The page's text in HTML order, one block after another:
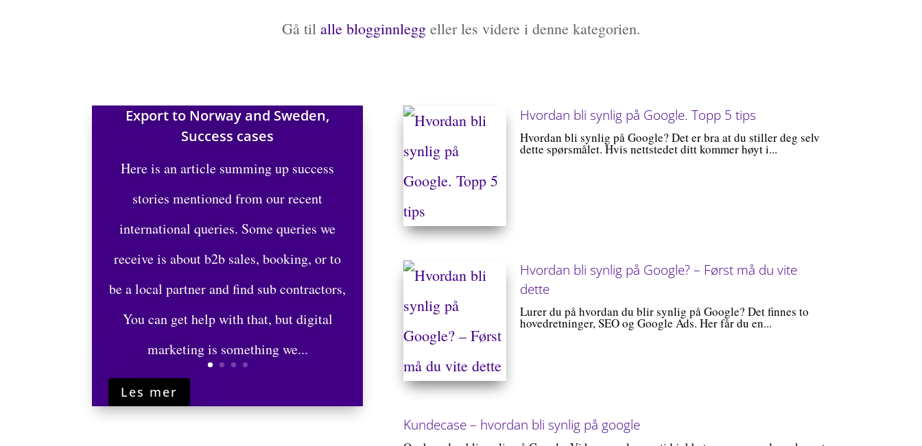
Gå til alle blogginnleggeller les videre i denne kategorien.
Export to Norway and Sweden,
Success cases
Here is an article summing up success
stories mentioned from our recent
international queries. Some queries we
receive is about b2b sales, booking, or to
be a local partner and find sub contractors,
You can get help with that, but digital
marketing is something we...
Les mer
Hvordan bli synlig på Google. Topp 5 tips
Hvordan bli synlig på Google? Det er bra at du stiller deg selv
dette spørsmålet. Hvis nettstedet ditt kommer høyt i...
Hvordan bli synlig på Google? – Først må du vite
dette
Lurer du på hvordan du blir synlig på Google? Det finnes to
hovedretninger, SEO og Google Ads. Her får du en...
Kundecase – hvordan bli synlig på google